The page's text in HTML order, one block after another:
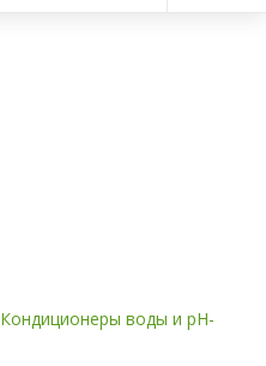
Кондиционеры воды и pH-